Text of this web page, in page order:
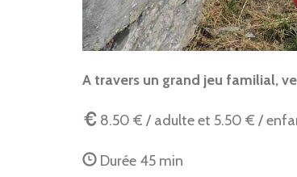
A travers un grand jeu familial,
8.50 € / adulte et 5.50 € /
Durée 45 min